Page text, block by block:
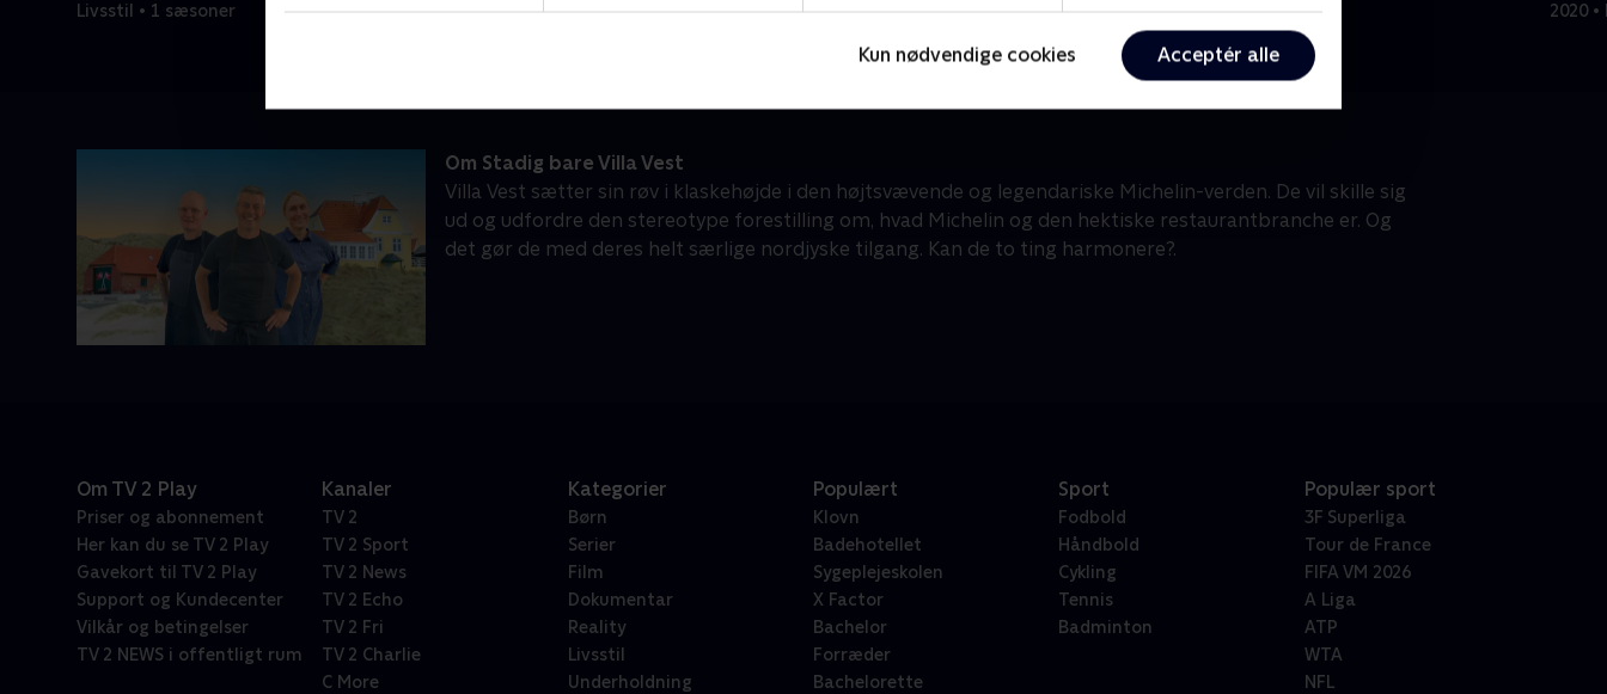
Kun nødvendige cookies Acceptér alle
Livsstil • 1 sæsoner 2018 • Livsstil • 37 min 2020
Om Stadig bare Villa Vest
Villa Vest sætter sin røv i klaskehøjde i den højtsvævende og legendariske Michelin-verden. De vil skille sig
ud og udfordre den stereotype forestilling om, hvad Michelin og den hektiske restaurantbranche er. Og
det gør de med deres helt særlige nordjyske tilgang. Kan de to ting harmonere?.
Om TV 2 Play
Priser og abonnement
Her kan du se TV 2 Play
Gavekort til TV 2 Play
Support og Kundecenter
Vilkår og betingelser
TV 2 NEWS i offentligt rum
Kanaler
TV 2
TV 2 Sport
TV 2 News
TV 2 Echo
TV 2 Fri
TV 2 Charlie
C More
Kategorier
Børn
Serier
Film
Dokumentar
Reality
Livsstil
Underholdning
Populært
Klovn
Badehotellet
Sygeplejeskolen
X Factor
Bachelor
Forræder
Bachelorette
Sport
Fodbold
Håndbold
Cykling
Tennis
Badminton
Populær sport
3F Superliga
Tour de France
FIFA VM 2026
A Liga
ATP
WTA
NFL